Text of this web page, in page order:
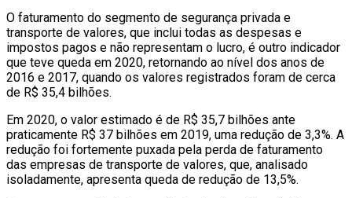
O faturamento do segmento de segurança privada e
transporte de valores, que inclui todas as despesas e
impostos pagos e não representam o lucro, é outro indicador
que teve queda em 2020, retornando ao nível dos anos de
2016 e 2017, quando os valores registrados foram de cerca
de R$ 35,4 bilhões.
Em 2020, o valor estimado é de R$ 35,7 bilhões ante
praticamente R$ 37 bilhões em 2019, uma redução de 3,3%. A
redução foi fortemente puxada pela perda de faturamento
das empresas de transporte de valores, que, analisado
isoladamente, apresenta queda de redução de 13,5%.